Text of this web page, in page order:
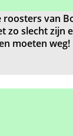
roosters van
zo slecht zijn
moeten weg!